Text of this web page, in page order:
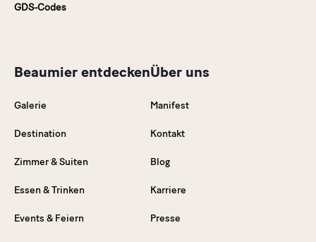
GDS-Codes
Beaumier entdecken
Galerie
Destination
Zimmer & Suiten
Essen & Trinken
Events & Feiern
Über uns
Manifest
Kontakt
Blog
Karriere
Presse